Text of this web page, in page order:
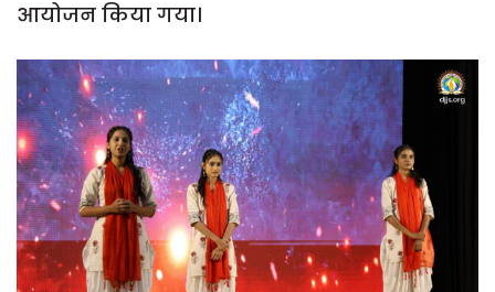
आयोजन किया गया।